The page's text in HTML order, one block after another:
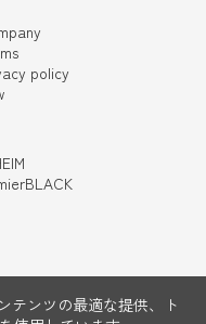
policy
テンツの最適な提供、ト